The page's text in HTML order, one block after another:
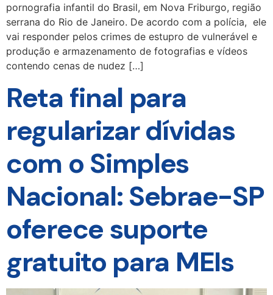
pornografia infantil do Brasil, em Nova Friburgo, região
serrana do Rio de Janeiro. De acordo com a polícia, ele
vai responder pelos crimes de estupro de vulnerável e
produção e armazenamento de fotografias e vídeos
contendo cenas de nudez […]
Reta final para
regularizar dívidas
com o Simples
Nacional: Sebrae-SP
oferece suporte
gratuito para MEIs